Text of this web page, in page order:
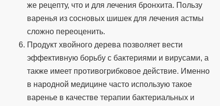
же рецепту, что и для лечения бронхита. Пользу
варенья из сосновых шишек для лечения астмы
сложно переоценить.
Продукт хвойного дерева позволяет вести
эффективную борьбу с бактериями и вирусами, а
также имеет противогрибковое действие. Именно
в народной медицине часто использую такое
варенье в качестве терапии бактериальных и